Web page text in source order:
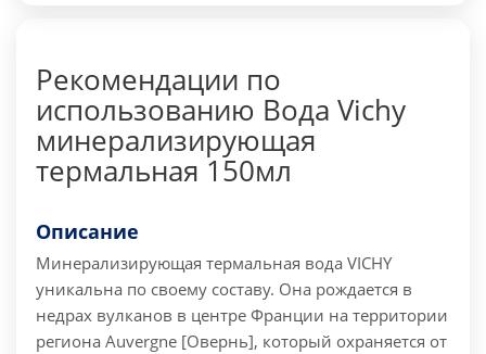
Рекомендации по
использованию Вода Vichy
минерализирующая
термальная 150мл
Описание
Минерализирующая термальная вода VICHY
уникальна по своему составу. Она рождается в
недрах вулканов в центре Франции на территории
региона Auvergne [Овернь], который охраняется от